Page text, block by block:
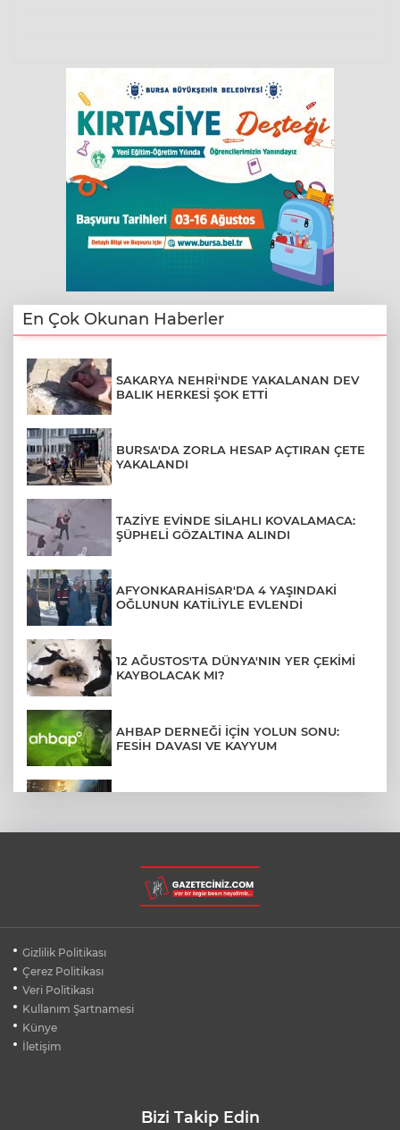
En Çok Okunan Haberler
SAKARYA NEHRİ'NDE YAKALANAN DEV
BALIK HERKESİ ŞOK ETTİ
BURSA'DA ZORLA HESAP AÇTIRAN ÇETE
YAKALANDI
TAZİYE EVİNDE SİLAHLI KOVALAMACA:
ŞÜPHELİ GÖZALTINA ALINDI
AFYONKARAHİSAR'DA 4 YAŞINDAKİ
OĞLUNUN KATİLİYLE EVLENDİ
12 AĞUSTOS'TA DÜNYA'NIN YER ÇEKİMİ
KAYBOLACAK MI?
AHBAP DERNEĞİ İÇİN YOLUN SONU:
FESİH DAVASI VE KAYYUM
MENDERES BELEDİYE BAŞKANI İHRAÇ
TALEBİYLE DİSİPLİNE SEVK EDİLDİ
İZMİT SORUŞTURMASINDA İFADE
Gizlilik Politikası
Çerez Politikası
Veri Politikası
Kullanım Şartnamesi
Künye
İletişim
Bizi Takip Edin